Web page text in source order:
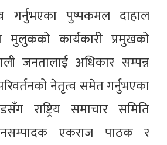
गर्नुभएका पुष्पकमल दाहाल
मुलुकको कार्यकारी प्रमुखको
जनतालाई अधिकार सम्पन्न
नेतृत्व समेत गर्नुभएका
राष्ट्रिय समाचार समिति
एकराज पाठक र